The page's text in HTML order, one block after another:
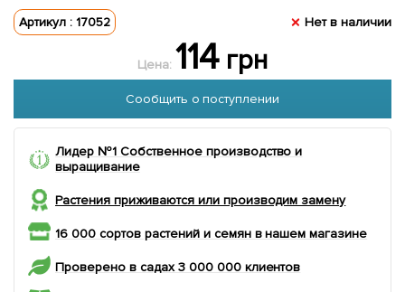
Артикул : 17052 Нет в наличии
Цена: 114грн
Сообщить о поступлении
Лидер №1 Собственное производство и
выращивание
Растения приживаются или производим замену
16 000 сортов растений и семян в нашем магазине
Проверено в садах 3 000 000 клиентов